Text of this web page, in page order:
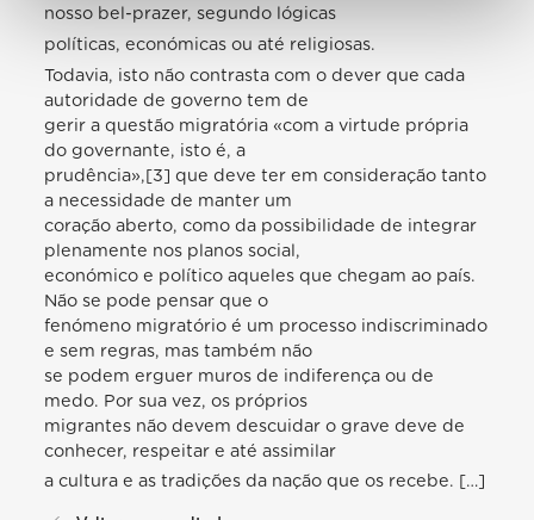
nosso bel-prazer, segundo lógicas
políticas, económicas ou até religiosas.
Todavia, isto não contrasta com o dever que cada
autoridade de governo tem de
gerir a questão migratória «com a virtude própria
do governante, isto é, a
prudência»,[3] que deve ter em consideração tanto
a necessidade de manter um
coração aberto, como da possibilidade de integrar
plenamente nos planos social,
económico e político aqueles que chegam ao país.
Não se pode pensar que o
fenómeno migratório é um processo indiscriminado
e sem regras, mas também não
se podem erguer muros de indiferença ou de
medo. Por sua vez, os próprios
migrantes não devem descuidar o grave deve de
conhecer, respeitar e até assimilar
a cultura e as tradições da nação que os recebe. […]